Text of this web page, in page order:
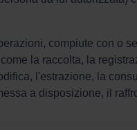
compiute con o
la raccolta, la
l'estrazione, la
a disposizione, il